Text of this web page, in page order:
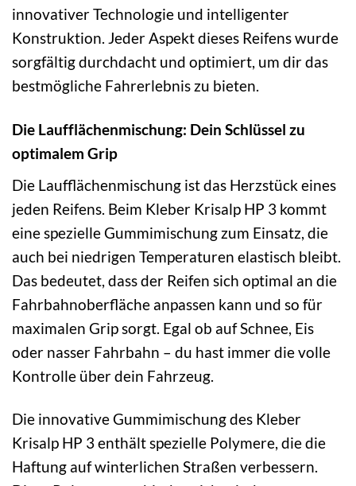
innovativer Technologie und intelligenter
Konstruktion. Jeder Aspekt dieses Reifens wurde
sorgfältig durchdacht und optimiert, um dir das
bestmögliche Fahrerlebnis zu bieten.
Die Laufflächenmischung: Dein Schlüssel zu
optimalem Grip
Die Laufflächenmischung ist das Herzstück eines
jeden Reifens. Beim Kleber Krisalp HP 3 kommt
eine spezielle Gummimischung zum Einsatz, die
auch bei niedrigen Temperaturen elastisch bleibt.
Das bedeutet, dass der Reifen sich optimal an die
Fahrbahnoberfläche anpassen kann und so für
maximalen Grip sorgt. Egal ob auf Schnee, Eis
oder nasser Fahrbahn – du hast immer die volle
Kontrolle über dein Fahrzeug.
Die innovative Gummimischung des Kleber
Krisalp HP 3 enthält spezielle Polymere, die die
Haftung auf winterlichen Straßen verbessern.